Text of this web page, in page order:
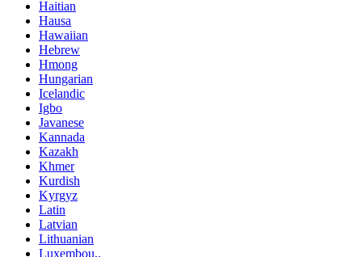
Haitian
Hausa
Hawaiian
Hebrew
Hmong
Hungarian
Icelandic
Igbo
Javanese
Kannada
Kazakh
Khmer
Kurdish
Kyrgyz
Latin
Latvian
Lithuanian
Luxembou..